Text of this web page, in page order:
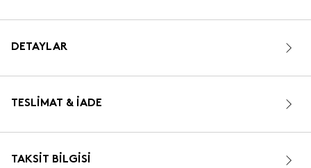
DETAYLAR
TESLIMAT & İADE
TAKSIT BILGISI